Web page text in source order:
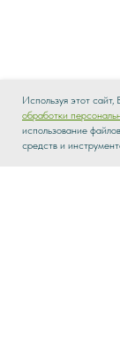
Каталог
Используя этот
обработки
использование
средств и